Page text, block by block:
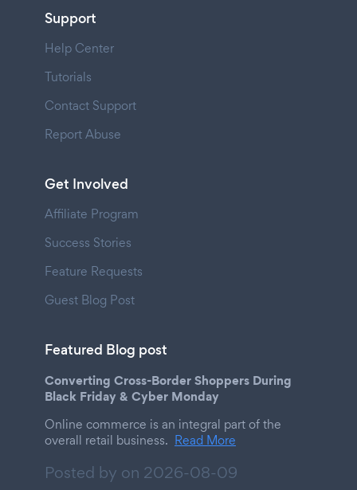
Support
Help Center
Tutorials
Contact Support
Report Abuse
Get Involved
Affiliate Program
Success Stories
Feature Requests
Guest Blog Post
Featured Blog post
Converting Cross-Border Shoppers During
Black Friday & Cyber Monday
Online commerce is an integral part of the
overall retail business. Read More
Posted by on 2026-08-09